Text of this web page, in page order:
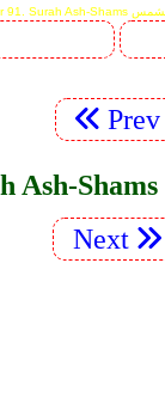
Prev
Next